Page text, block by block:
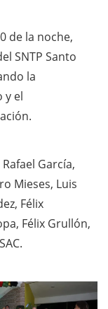
de la noche,
SNTP Santo
la
y el
García,
Mieses, Luis
Félix
Félix Grullón,